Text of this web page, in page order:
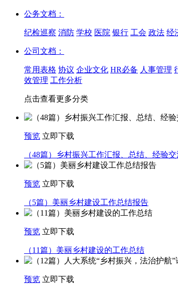
公务文档：
纪检巡察 消防 学校 医院 银行 工会 政法 经
公司文档：
常用表格 协议 企业文化 HR必备 人事管理
效管理 工作分析
点击查看更多分类
预览 立即下载
（48篇）乡村振兴工作汇报、总结、经验
预览 立即下载
（5篇）美丽乡村建设工作总结报告
预览 立即下载
（11篇）美丽乡村建设的工作总结
预览 立即下载